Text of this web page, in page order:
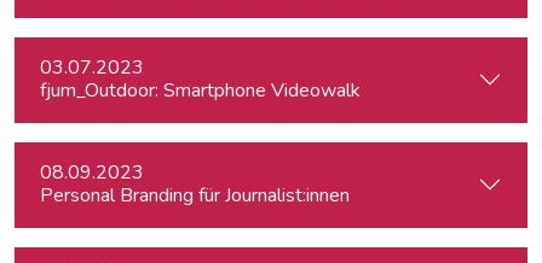
03.07.2023
fjum_Outdoor: Smartphone Videowalk
08.09.2023
Personal Branding für Journalist:innen